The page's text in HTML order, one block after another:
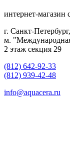
интернет-магазин
г. Санкт-
м.
2 этаж секция 29
(812) 642-92-33
(812) 939-42-48
info@aquacera.ru